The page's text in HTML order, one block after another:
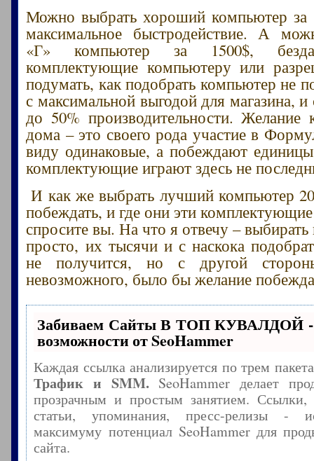
Можно выбрать хороший компьютер за
максимальное быстродействие. А
«Г» компьютер за 1500$,
комплектующие компьютеру или
подумать, как подобрать компьютер не
с максимальной выгодой для магазина, и
до 50% производительности.
дома – это своего рода участие в
виду одинаковые, а побеждают
комплектующие играют здесь не
И как же выбрать лучший компьютер
побеждать, и где они эти
спросите вы. На что я отвечу –
просто, их тысячи и с наскока
не получится, но с другой
невозможного, было бы желание
Забиваем Сайты В ТОП КУВАЛДОЙ -
возможности от SeoHammer
Каждая ссылка анализируется по трем
Трафик и SMM.SeoHammer делает
прозрачным и простым занятием. Ссылки,
статьи, упоминания, пресс-релизы -
максимуму потенциал SeoHammer для
сайта.